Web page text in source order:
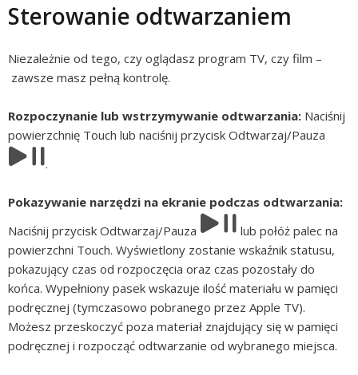
Sterowanie odtwarzaniem
Niezależnie od tego, czy oglądasz program TV, czy film –
zawsze masz pełną kontrolę.
Rozpoczynanie lub wstrzymywanie odtwarzania: Naciśnij
powierzchnię Touch lub naciśnij przycisk Odtwarzaj/Pauza
.
Pokazywanie narzędzi na ekranie podczas odtwarzania:
Naciśnij przycisk Odtwarzaj/Pauza
lub połóż palec na
powierzchni Touch. Wyświetlony zostanie wskaźnik statusu,
pokazujący czas od rozpoczęcia oraz czas pozostały do
końca. Wypełniony pasek wskazuje ilość materiału w pamięci
podręcznej (tymczasowo pobranego przez Apple TV).
Możesz przeskoczyć poza materiał znajdujący się w pamięci
podręcznej i rozpocząć odtwarzanie od wybranego miejsca.